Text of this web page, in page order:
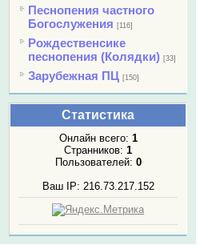
Песнопения частного
Богослужения [116]
Рождественсике
песнопения (Колядки) [33]
Зарубежная ПЦ [150]
Статистика
Онлайн всего: 1
Странников: 1
Пользователей: 0
Ваш IP: 216.73.217.152